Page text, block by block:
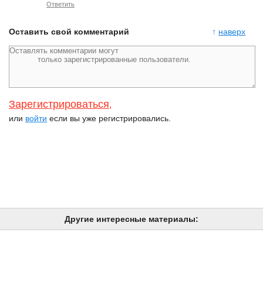
Ответить
↑ наверх
Оставить свой комментарий
Зарегистрироваться,
или войти если вы уже регистрировались.
Другие интересные материалы: